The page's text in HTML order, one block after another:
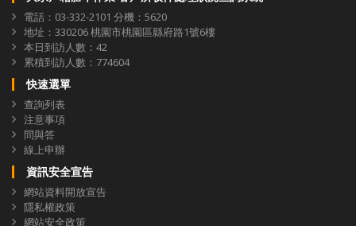
電話：03-332-2101 分機：5620
地址：330206 桃園市桃園區縣府路1號6樓
本日到訪人數：42
累積到訪人數：774604
快速選單
查詢列表
注意事項
問與答
線上申辦
資訊安全宣告
網站資料開放宣告
隱私權政策
網站安全政策